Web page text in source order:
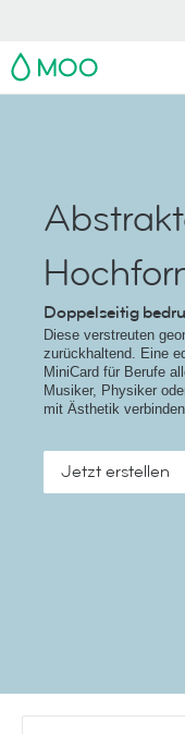
MOO
Doppelseitig
Diese verstreuten
zurückhaltend. Eine
MiniCard für Berufe
Musiker, Physiker
mit Ästhetik
Jetzt erstellen